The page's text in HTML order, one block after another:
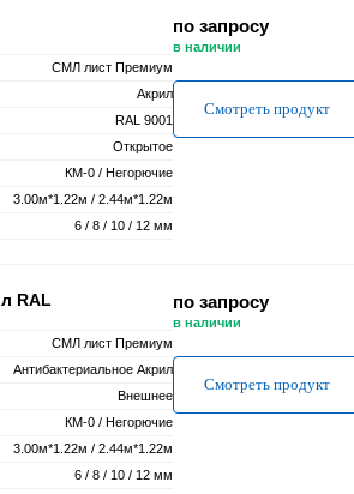
СМЛ лист Премиум
Акрил
RAL 9001
Открытое
КМ-0 / Негорючие
3.00м*1.22м / 2.44м*1.22м
6 / 8 / 10 / 12 мм
по запросу
в наличии
Смотреть продукт
RAL
СМЛ лист Премиум
Антибактериальное Акрил
Внешнее
КМ-0 / Негорючие
3.00м*1.22м / 2.44м*1.22м
6 / 8 / 10 / 12 мм
по запросу
в наличии
Смотреть продукт